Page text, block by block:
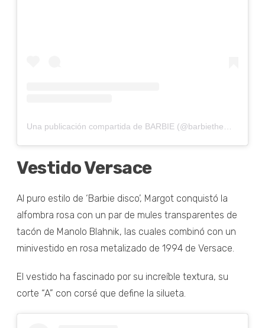
Vestido Versace
Al puro estilo de ‘Barbie disco’, Margot conquistó la
alfombra rosa con un par de mules transparentes de
tacón de Manolo Blahnik, las cuales combinó con un
minivestido en rosa metalizado de 1994 de Versace.
El vestido ha fascinado por su increíble textura, su
corte “A” con corsé que define la silueta.